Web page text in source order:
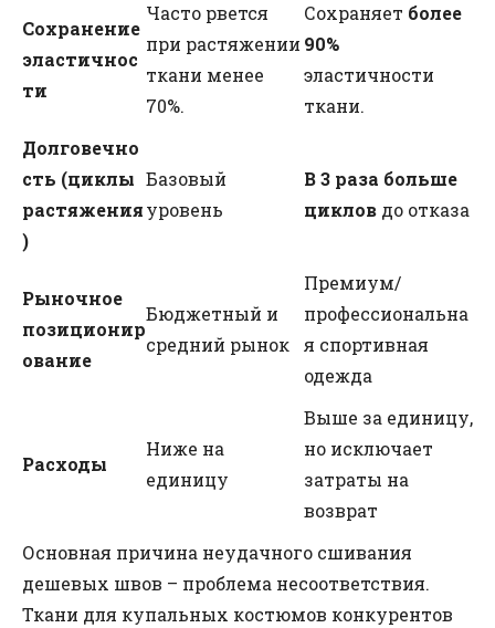
Сохранение
эластичнос
ти
Часто рвется
при растяжении
ткани менее
70%.
Сохраняет более
90%
эластичности
ткани.
Долговечно
сть (циклы
растяжения
)
Базовый
уровень
В 3 раза больше
циклов до отказа
Рыночное
позиционир
ование
Бюджетный и
средний рынок
Премиум/
профессиональна
я спортивная
одежда
Расходы
Ниже на
единицу
Выше за единицу,
но исключает
затраты на
возврат
Основная причина неудачного сшивания
дешевых швов – проблема несоответствия.
Ткани для купальных костюмов конкурентов